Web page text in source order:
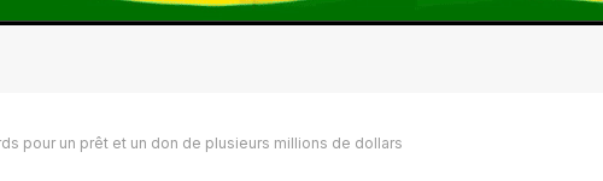
pour un prêt et un don de plusieurs millions de dollars